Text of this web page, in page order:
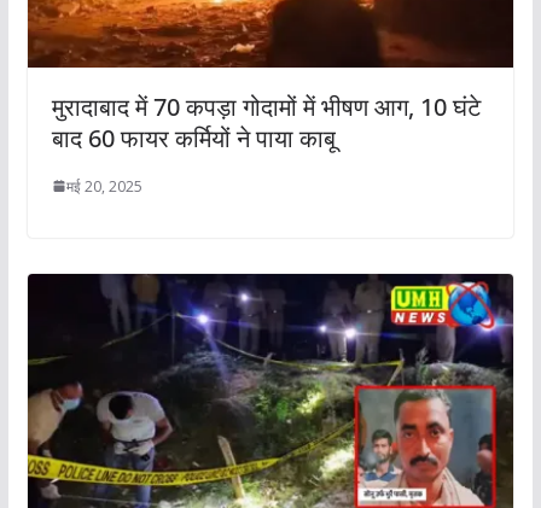
मुरादाबाद में 70 कपड़ा गोदामों में भीषण आग, 10 घंटे
बाद 60 फायर कर्मियों ने पाया काबू
मई 20, 2025